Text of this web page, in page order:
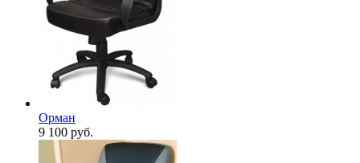
Орман
9 100 руб.